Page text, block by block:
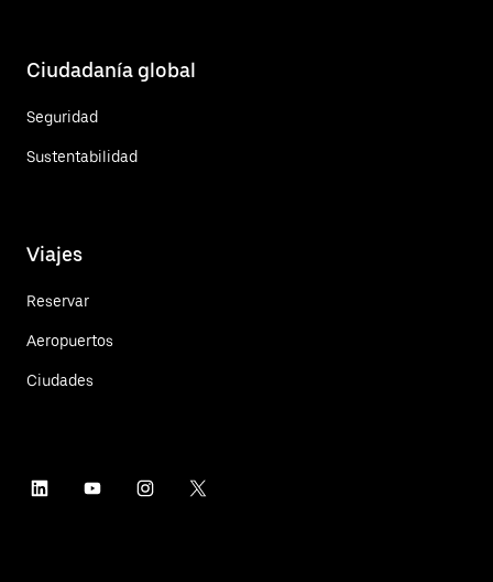
Ciudadanía global
Seguridad
Sustentabilidad
Viajes
Reservar
Aeropuertos
Ciudades